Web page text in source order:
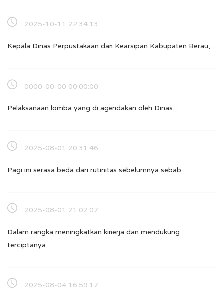
2025-10-11 22:34:13
Kepala Dinas Perpustakaan dan Kearsipan Kabupaten Berau,...
0000-00-00 00:00:00
Pelaksanaan lomba yang di agendakan oleh Dinas...
2025-08-01 20:31:46
Pagi ini serasa beda dari rutinitas sebelumnya,sebab...
2025-08-01 21:02:07
Dalam rangka meningkatkan kinerja dan mendukung
terciptanya...
2025-08-04 16:59:17